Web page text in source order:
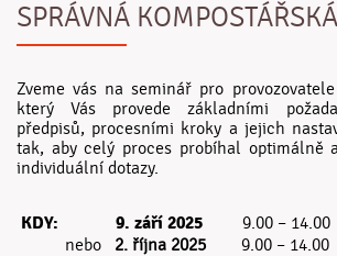
SPRÁVNÁ
Zveme vás na seminář pro
který Vás provede základními
předpisů, procesními kroky a jejich
tak, aby celý proces probíhal optimálně
individuální dotazy.
KDY: 9. září 2025 9.00 – 14.00
nebo 2. října 2025 9.00 – 14.00